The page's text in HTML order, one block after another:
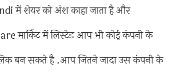
में शेयर को अंश काहा जाता है और
मार्किट में लिस्टेड आप भी कोई कंपनी के
बन सकते है .आप जितने जादा उस कंपनी के